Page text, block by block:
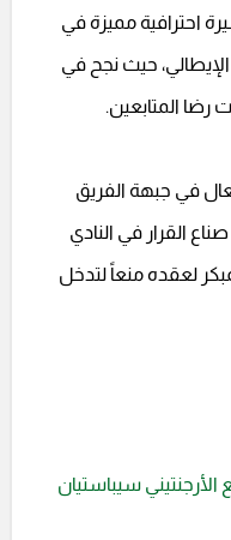
احترافية مميزة في
حيث نجح في
رضا المتابعين.
في جبهة الفريق
القرار في النادي
لعقده منعاً لتدخل
سيباستيان